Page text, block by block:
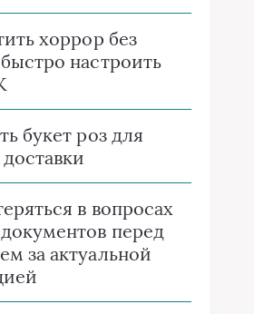
хоррор без
настроить
букет роз для
в вопросах
перед
за актуальной